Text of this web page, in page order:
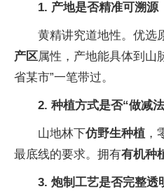
1. 产地是否精准可溯源
黄精讲究道地性。优选
产区属性，产地能具体到山
省某市”一笔带过。
2. 种植方式是否“做减
山地林下仿野生种植 ，
最底线的要求。拥有有机种
3. 炮制工艺是否完整透